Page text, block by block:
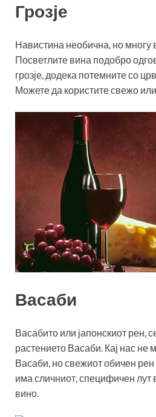
Грозје
Навистина необична, но многу
Посветлите вина подобро
грозје, додека потемните со
Можете да користите свежо или
Васаби
Васабито или јапонскиот рен,
растението Васаби. Кај нас не
Васаби, но свежиот обичен
има сличниот, специфичен лут
вино.